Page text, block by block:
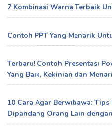
7 Kombinasi Warna Terbaik
Contoh PPT Yang Menarik
Terbaru! Contoh Presentasi
Yang Baik, Kekinian dan
10 Cara Agar Berwibawa:
Dipandang Orang Lain